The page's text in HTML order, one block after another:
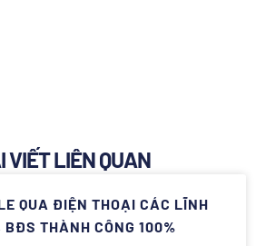
VIẾT LIÊN QUAN
QUA ĐIỆN THOẠI CÁC LĨNH
BĐS THÀNH CÔNG 100%